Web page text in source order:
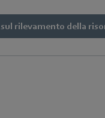
rilevamento della